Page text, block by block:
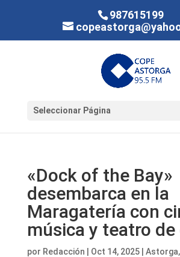
987615199
Seleccionar Página
«Dock of the Bay»
desembarca en la
Maragatería con
música y teatro de
por Redacción Oct 14, 2025| Astorga,